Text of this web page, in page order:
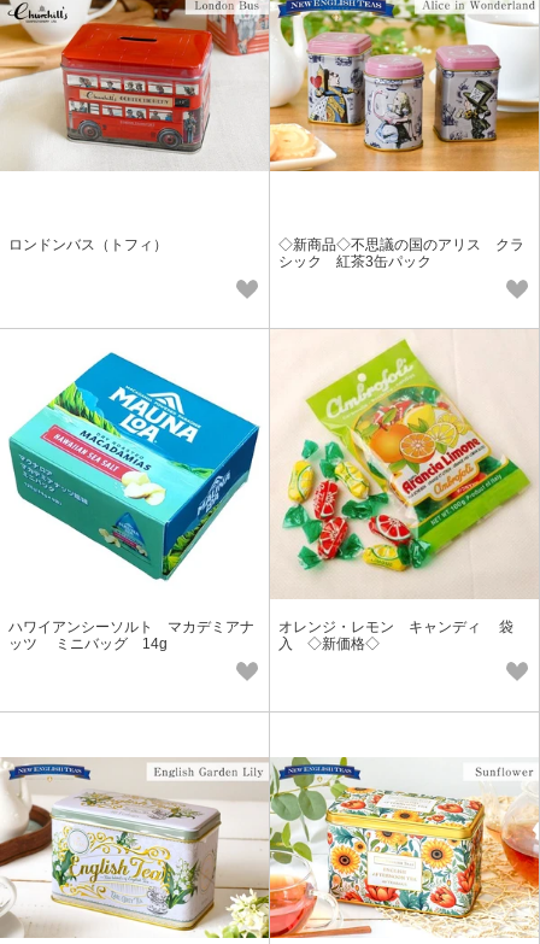
ロンドンバス（トフィ）
◇新商品◇不思議の国のアリス クラ
シック 紅茶3缶パック
ハワイアンシーソルト マカデミアナ
ッツ ミニバッグ 14g
オレンジ・レモン キャンディ 袋
入 ◇新価格◇